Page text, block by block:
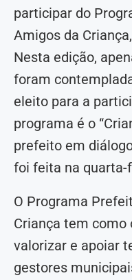
participar do
Amigos da
Nesta edição,
foram
eleito para a
programa é o
prefeito em
foi feita na quarta-
O Programa
Criança tem como
valorizar e apoiar
gestores